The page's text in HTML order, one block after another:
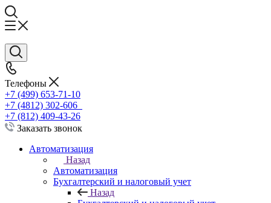
Телефоны
+7 (499) 653-71-10
+7 (4812) 302-606
+7 (812) 409-43-26
Заказать звонок
Автоматизация
Назад
Автоматизация
Бухгалтерский и налоговый учет
Назад